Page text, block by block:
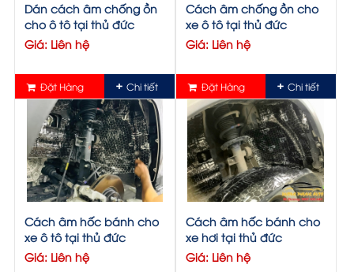
Dán cách âm chống ồn
cho ô tô tại thủ đức
Giá: Liên hệ
Đặt Hàng Chi tiết
Cách âm chống ồn cho
xe ô tô tại thủ đức
Giá: Liên hệ
Đặt Hàng Chi tiết
Cách âm hốc bánh cho
xe ô tô tại thủ đức
Giá: Liên hệ
Cách âm hốc bánh cho
xe hơi tại thủ đức
Giá: Liên hệ